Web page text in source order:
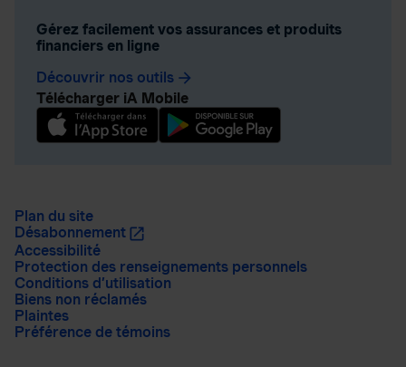
Gérez facilement vos assurances et produits
financiers en ligne
Découvrir nos outils arrow_forward
Télécharger iA Mobile
Plan du site
Désabonnement
Accessibilité
Protection des renseignements personnels
Conditions d’utilisation
Biens non réclamés
Plaintes
Préférence de témoins